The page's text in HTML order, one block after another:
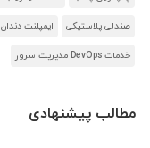
صندلی پلاستیکی ایمپلنت دندان
خدمات DevOps مدیریت سرور
مطالب پیشنهادی